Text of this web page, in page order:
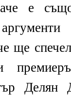
е
ще
Делян